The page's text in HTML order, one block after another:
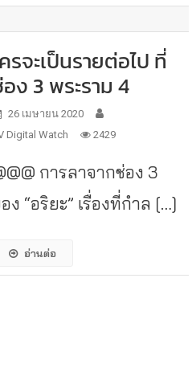
รจะเป็นรายต่อไป ที่
ง 3 พระราม 4
26 เมษายน 2020
Digital Watch
2429
การลาจากช่อง 3
ง “อริยะ” เรื่องที่กำล […]
อ่านต่อ